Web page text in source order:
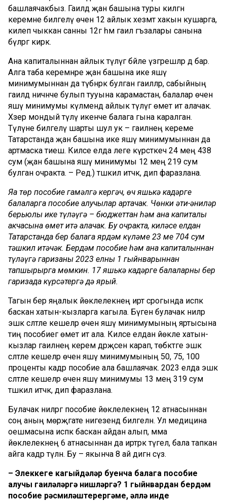
башлаячакбыз. Гаиләдә җан башына туры килгән
керемне билгеләү өчен 12 айлык хезмәт хакын кушарга,
килеп чыккан санны 12гә һәм гаилә әгъзалары санына
бүләргә кирәк.
Ана капиталыннан айлык түләүгә бәйле үзгәрешләр дә бар.
Алга таба керемнәре җан башына ике яшәү
минимумыннан да түбәнрәк булган гаиләләр, сабыйның
гаиләдә ничәнче булып тууына карамастан, балалар өчен
яшәү минимумы күләмендә айлык түләүгә өмет итә алачак.
Хәзер мондый түләү икенче балага гына каралган.
Түләүне билгеләү шарты шул ук – гаиләнең кереме
Татарстанда җан башына ике яшәү минимумыннан да
артмаска тиеш. Киләсе елда әлеге күрсәткеч 24 мең 438
сум (җан башына яшәү минимумы 12 мең 219 сум
булган очракта. – Ред.) тәшкил итәчәк, дип фаразлана.
Яңа төр пособие гамәлгә кергәч, өч яшькә кадәрге
балаларга пособие алучылар артачак. Чөнки әти-әниләр
берьюлы ике түләүгә – бюджеттан һәм ана капиталы
акчасына өмет итә алачак. Бу очракта, киләсе елдан
Татарстанда бер балага ярдәм күләме 23 мең 704 сум
тәшкил итәчәк. Бердәм пособие һәм ана капиталыннан
түләүгә гаризаны 2023 елның 1 гыйнварыннан
тапшырырга мөмкин. 17 яшькә кадәрге балаларны бер
гаризада күрсәтергә дә ярый.
Тагын бер яңалык йөклелекнең иртә срогында исәпкә
баскан хатын-кызларга кагыла. Бүген булачак әниләр
эшкә сәләтле кешеләр өчен яшәү минимумының яртысына
тиң пособиегә өмет итә ала. Киләсе елдан йөкле хатын-
кызлар гаиләнең керем дәрәҗәсенә карап, төбәктәге эшкә
сәләтле кешеләр өчен яшәү минимумының 50, 75, 100
проценты кадәр пособие ала башлаячак. 2023 елда эшкә
сәләтле кешеләр өчен яшәү минимумы 13 мең 319 сум
тәшкил итәчәк, дип фаразлана.
Булачак әниләргә пособие йөклелекнең 12 атнасыннан
соң аның мөрәҗәгате нигезендә билгеләнә. Ул медицина
оешмасына исәпкә баскан айдан алып, әмма
йөклелекнең 6 атнасыннан да иртәрәк түгел, бала тапкан
айга кадәр түләнә. Бу – якынча 8 ай дигән сүз.
– Элеккеге кагыйдәләр буенча балага пособие
алучы гаиләләргә нишләргә? 1 гыйнвардан бердәм
пособие рәсмиләштерергәме, әллә инде